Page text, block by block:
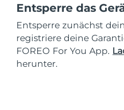
Entsperre das
Entsperre zunächst
registriere deine
FOREO For You App.
herunter.